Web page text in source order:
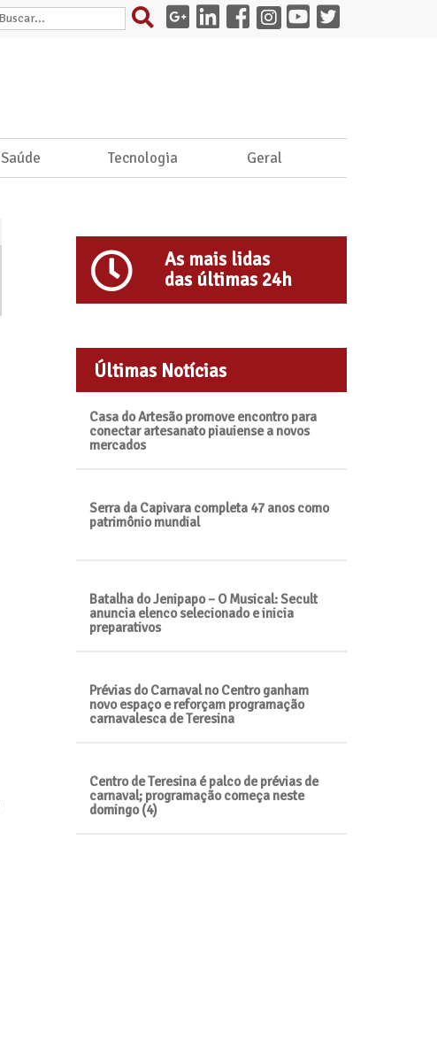
Saúde Tecnologia Geral
As mais lidas
das últimas 24h
Últimas Notícias
Casa do Artesão promove encontro para
conectar artesanato piauiense a novos
mercados
Serra da Capivara completa 47 anos como
patrimônio mundial
Batalha do Jenipapo – O Musical: Secult
anuncia elenco selecionado e inicia
preparativos
Prévias do Carnaval no Centro ganham
novo espaço e reforçam programação
carnavalesca de Teresina
Centro de Teresina é palco de prévias de
carnaval; programação começa neste
domingo (4)